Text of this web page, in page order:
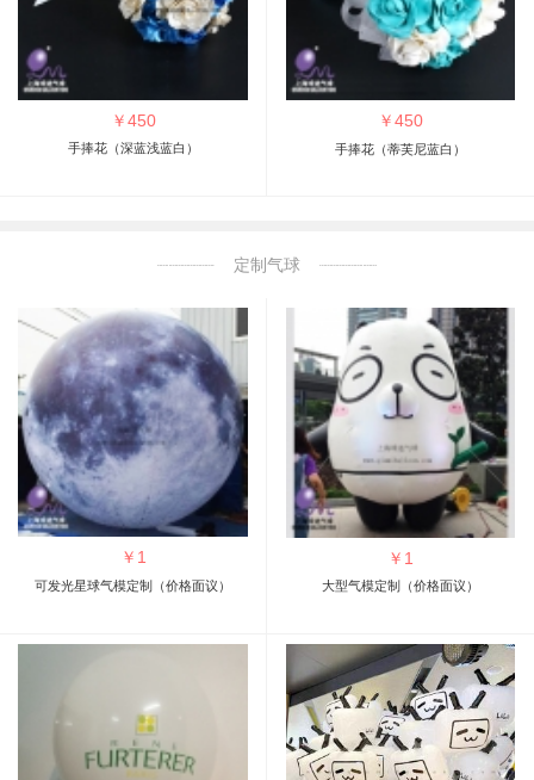
￥450
手捧花（深蓝浅蓝白）
￥450
手捧花（蒂芙尼蓝白）
定制气球
￥ 1
可发光星球气模定制（价格面议）
￥ 1
大型气模定制（价格面议）